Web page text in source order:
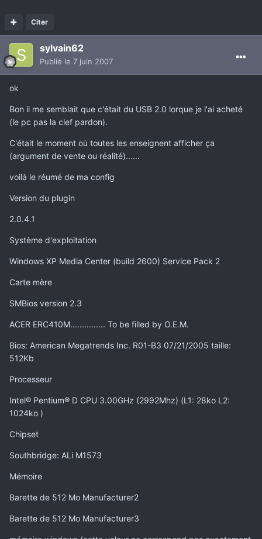
Citer
sylvain62
Publié le 7 juin 2007
ok
Bon il me semblait que c'était du USB 2.0 lorque je l'ai acheté
(le pc pas la clef pardon).
C'était le moment où toutes les enseignent afficher ça
(argument de vente ou réalité)......
voilà le réumé de ma config
Version du plugin
2.0.4.1
Système d'exploitation
Windows XP Media Center (build 2600) Service Pack 2
Carte mère
SMBios version 2.3
ACER ERC410M............... To be filled by O.E.M.
Bios: American Megatrends Inc. R01-B3 07/21/2005 taille:
512Kb
Processeur
Intel® Pentium® D CPU 3.00GHz (2992Mhz) (L1: 28ko L2:
1024ko )
Chipset
Southbridge: ALi M1573
Mémoire
Barette de 512 Mo Manufacturer2
Barette de 512 Mo Manufacturer3